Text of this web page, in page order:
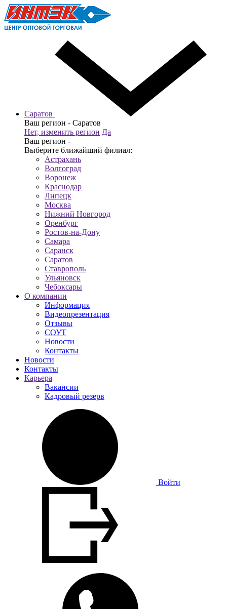
Саратов
Ваш регион - Саратов
Нет, изменить регион Да
Ваш регион -
Выберите ближайший филиал:
Астрахань
Волгоград
Воронеж
Краснодар
Липецк
Москва
Нижний Новгород
Оренбург
Ростов-на-Дону
Самара
Саранск
Саратов
Ставрополь
Ульяновск
Чебоксары
О компании
Информация
Видеопрезентация
Отзывы
СОУТ
Новости
Контакты
Новости
Контакты
Карьера
Вакансии
Кадровый резерв
Войти